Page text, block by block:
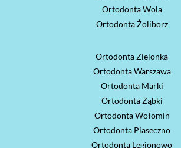
Ortodonta Wola
Ortodonta Żoliborz
Ortodonta Zielonka
Ortodonta Warszawa
Ortodonta Marki
Ortodonta Ząbki
Ortodonta Wołomin
Ortodonta Piaseczno
Ortodonta Legionowo